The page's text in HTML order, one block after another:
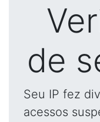
de
Seu IP fez
acessos